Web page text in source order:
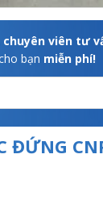
chuyên viên tư
bạn miễn phí!
ĐỨNG